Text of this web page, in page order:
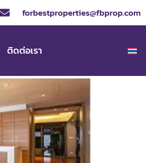
forbestproperties@fbprop.com
ติดต่อเรา